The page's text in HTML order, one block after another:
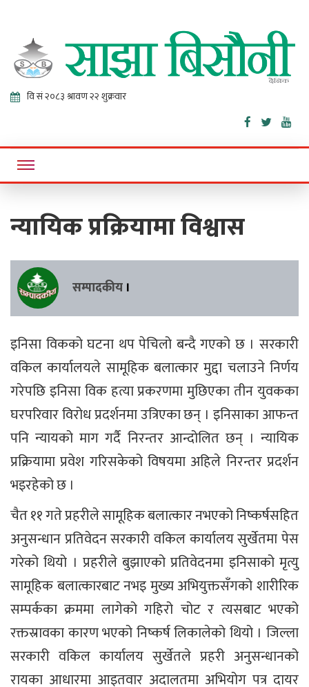
Sajha
Bisaunee
Online News Portal
न्यायिक प्रक्रियामा विश्वास
सम्पादकीय ।
इनिसा विकको घटना थप पेचिलो बन्दै गएको छ । सरकारी
वकिल कार्यालयले सामूहिक बलात्कार मुद्दा चलाउने निर्णय
गरेपछि इनिसा विक हत्या प्रकरणमा मुछिएका तीन युवकका
घरपरिवार विरोध प्रदर्शनमा उत्रिएका छन् । इनिसाका आफन्त
पनि न्यायको माग गर्दै निरन्तर आन्दोलित छन् । न्यायिक
प्रक्रियामा प्रवेश गरिसकेको विषयमा अहिले निरन्तर प्रदर्शन
भइरहेको छ ।
चैत ११ गते प्रहरीले सामूहिक बलात्कार नभएको निष्कर्षसहित
अनुसन्धान प्रतिवेदन सरकारी वकिल कार्यालय सुर्खेतमा पेस
गरेको थियो । प्रहरीले बुझाएको प्रतिवेदनमा इनिसाको मृत्यु
सामूहिक बलात्कारबाट नभइ मुख्य अभियुक्तसँगको शारीरिक
सम्पर्कका क्रममा लागेको गहिरो चोट र त्यसबाट भएको
रक्तस्रावका कारण भएको निष्कर्ष लिकालेको थियो । जिल्ला
सरकारी वकिल कार्यालय सुर्खेतले प्रहरी अनुसन्धानको
रायका आधारमा आइतवार अदालतमा अभियोग पत्र दायर